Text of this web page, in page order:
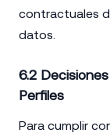
contractuales
datos.
6.2
Perfiles
Para cumplir